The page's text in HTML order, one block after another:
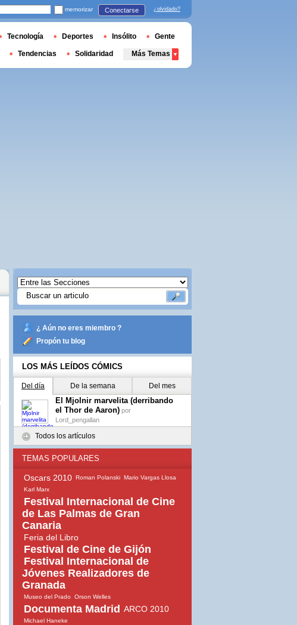
¿ Aún no eres miembro ?
Propón tu blog
LOS MÁS LEÍDOS CÓMICS
Del día De la semana Del mes
El Mjolnir marvelita (derribando
el Thor de Aaron) por
Lord_pengallan
Todos los artículos
TEMAS POPULARES
Oscars 2010 Roman Polanski Mario Vargas Llosa
Karl Marx
Festival Internacional de Cine
de Las Palmas de Gran
Canaria
Feria del Libro
Festival de Cine de Gijón
Festival Internacional de
Jóvenes Realizadores de
Granada
Museo del Prado Orson Welles
Documenta Madrid ARCO 2010
Michael Haneke
memorizar Conectarse ¿olvidado?
Tecnología Deportes Insólito Gente
Tendencias Solidaridad Más Temas